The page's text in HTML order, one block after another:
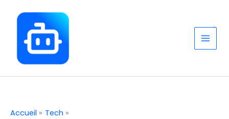
contenu
Accueil
Tech